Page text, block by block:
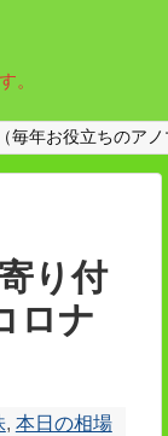
。
年お役立ちのアノ
り付
ロナ
, 本日の相場